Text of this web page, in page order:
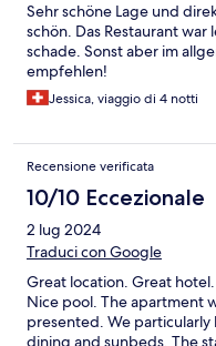
Sehr schöne Lage und
schön. Das Restaurant
schade. Sonst aber im
empfehlen!
Jessica, viaggio di 4 notti
Recensione verificata
10/10 Eccezionale
2 lug 2024
Traduci con Google
Great location. Great
Nice pool. The apartment
presented. We
dining and sunbeds. The